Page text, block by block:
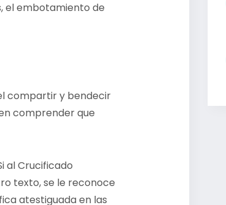
el embotamiento de
compartir y bendecir
comprender que
al Crucificado
texto, se le reconoce
atestiguada en las